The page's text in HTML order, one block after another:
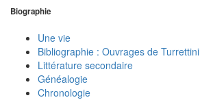
Biographie
Une vie
Bibliographie : Ouvrages de Turrettini
Littérature secondaire
Généalogie
Chronologie